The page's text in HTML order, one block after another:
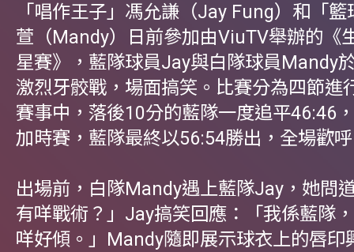
「唱作王子」馮允謙（Jay Fung）和「
萱（Mandy）日前參加由ViuTV舉辦的《
星賽》，藍隊球員Jay與白隊球員Mandy
激烈牙骹戰，場面搞笑。比賽分為四節進
賽事中，落後10分的藍隊一度追平46:46
加時賽，藍隊最終以56:54勝出，全場歡
出場前，白隊Mandy遇上藍隊Jay，她問
有咩戰術？」Jay搞笑回應：「我係藍隊
咩好傾。」Mandy隨即展示球衣上的唇印